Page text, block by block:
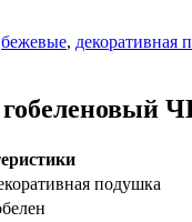
бежевые, декоративная
гобеленовый
подушка